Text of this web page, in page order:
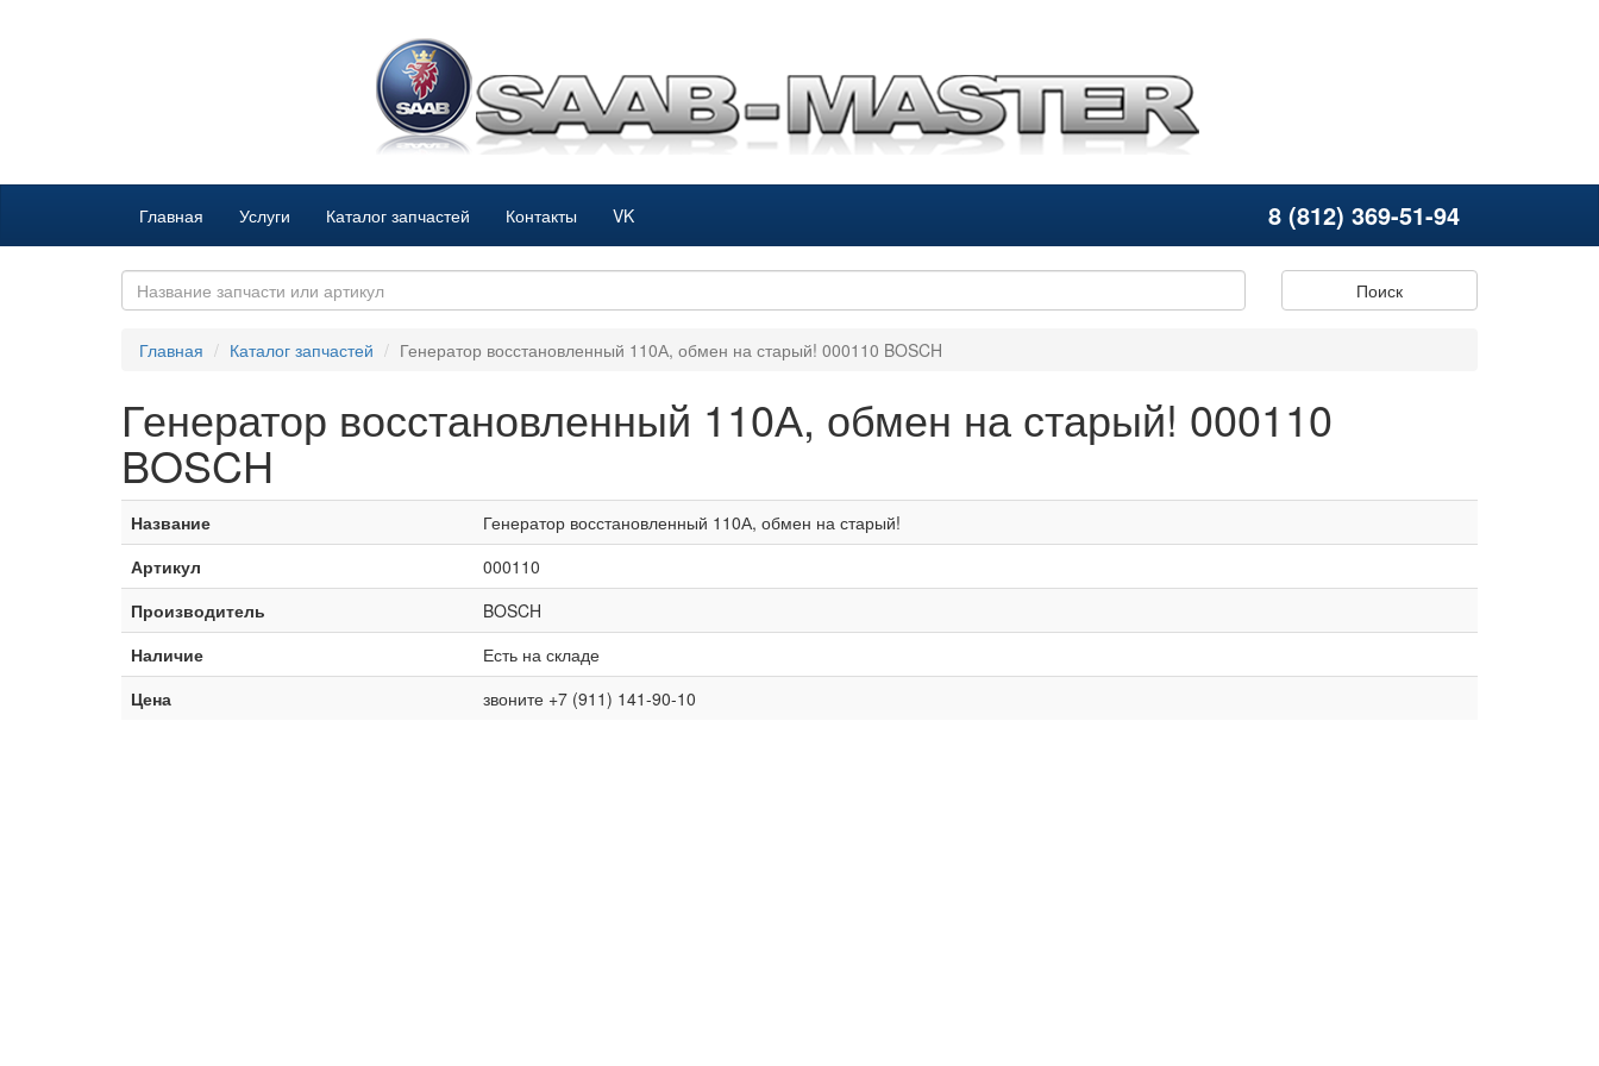
Главная Услуги Каталог запчастей Контакты VK 8 (812) 369-51-94
Поиск
Главная Каталог запчастей Генератор восстановленный 110А, обмен на старый! 000110 BOSCH
Генератор восстановленный 110А, обмен на старый! 000110
BOSCH
Название
Генератор восстановленный 110А, обмен на старый!
Артикул
000110
Производитель
BOSCH
Наличие
Есть на складе
Цена
звоните +7 (911) 141-90-10